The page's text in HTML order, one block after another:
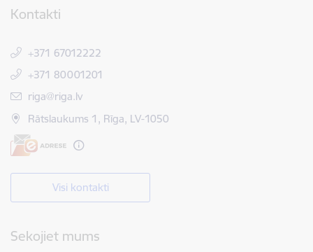
Kontakti
+371 67012222
+371 80001201
E-pasts:
riga@riga.lv
Rātslaukums 1, Rīga, LV-1050
Visi kontakti
Sekojiet mums